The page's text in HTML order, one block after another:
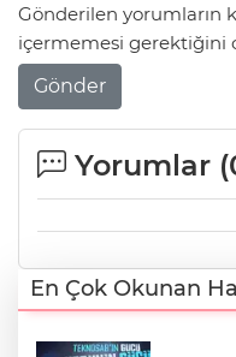
Gönderilen yorumların
içermemesi gerektiğini
Gönder
Yorumlar (
En Çok Okunan